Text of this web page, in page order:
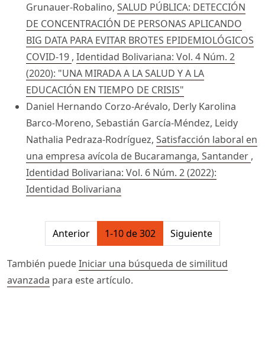
Grunauer-Robalino, SALUD PÚBLICA: DETECCIÓN
DE CONCENTRACIÓN DE PERSONAS APLICANDO
BIG DATA PARA EVITAR BROTES EPIDEMIOLÓGICOS
COVID-19 , Identidad Bolivariana: Vol. 4 Núm. 2
(2020): "UNA MIRADA A LA SALUD Y A LA
EDUCACIÓN EN TIEMPO DE CRISIS"
Daniel Hernando Corzo-Arévalo, Derly Karolina
Barco-Moreno, Sebastián García-Méndez, Leidy
Nathalia Pedraza-Rodríguez, Satisfacción laboral en
una empresa avícola de Bucaramanga, Santander ,
Identidad Bolivariana: Vol. 6 Núm. 2 (2022):
Identidad Bolivariana
##issue.pagination##
Anterior 1-10 de 302 Siguiente
También puedeIniciar una búsqueda de similitud
avanzada para este artículo.